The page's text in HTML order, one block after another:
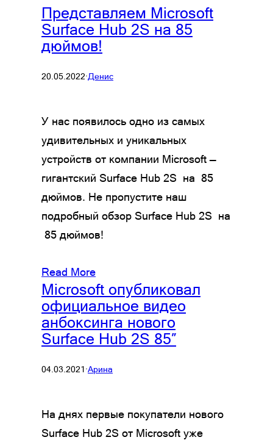
Представляем Microsoft
Surface Hub 2S на 85
дюймов!
20.05.2022·Денис
У нас появилось одно из самых
удивительных и уникальных
устройств от компании Microsoft —
гигантский Surface Hub 2S на 85
дюймов. Не пропустите наш
подробный обзор Surface Hub 2S на
85 дюймов!
Read More
Microsoft опубликовал
официальное видео
анбоксинга нового
Surface Hub 2S 85″
04.03.2021·Арина
На днях первые покупатели нового
Surface Hub 2S от Microsoft уже